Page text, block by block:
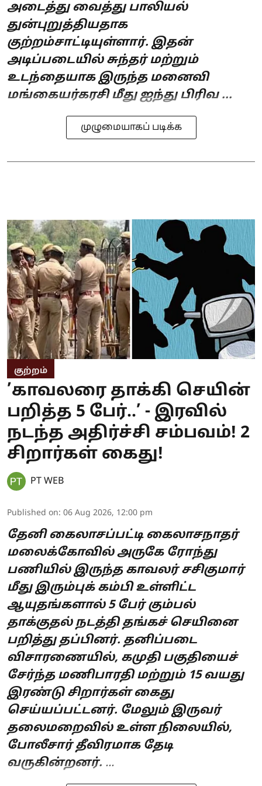
அடைத்து வைத்து பாலியல்
துன்புறுத்தியதாக
குற்றம்சாட்டியுள்ளார். இதன்
அடிப்படையில் சுந்தர் மற்றும்
உடந்தையாக இருந்த மனைவி
மங்கையர்கரசி மீது ஐந்து பிரிவ ...
முழுமையாகப் படிக்க
குற்றம்
’காவலரை தாக்கி செயின்
பறித்த 5 பேர்..’ - இரவில்
நடந்த அதிர்ச்சி சம்பவம்! 2
சிறார்கள் கைது!
PT WEB
Published on: 06 Aug 2026, 12:00 pm
தேனி கைலாசப்பட்டி கைலாசநாதர்
மலைக்கோவில் அருகே ரோந்து
பணியில் இருந்த காவலர் சசிகுமார்
மீது இரும்புக் கம்பி உள்ளிட்ட
ஆயுதங்களால் 5 பேர் கும்பல்
தாக்குதல் நடத்தி தங்கச் செயினை
பறித்து தப்பினர். தனிப்படை
விசாரணையில், கமுதி பகுதியைச்
சேர்ந்த மணிபாரதி மற்றும் 15 வயது
இரண்டு சிறார்கள் கைது
செய்யப்பட்டனர். மேலும் இருவர்
தலைமறைவில் உள்ள நிலையில்,
போலீசார் தீவிரமாக தேடி
வருகின்றனர். ...